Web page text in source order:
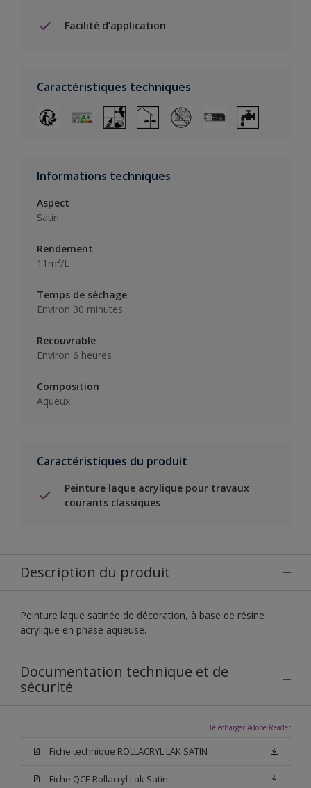
Facilité d’application
Caractéristiques techniques
Informations techniques
Aspect
Satin
Rendement
11m²/L
Temps de séchage
Environ 30 minutes
Recouvrable
Environ 6 heures
Composition
Aqueux
Caractéristiques du produit
Peinture laque acrylique pour travaux
courants classiques
Description du produit
Peinture laque satinée de décoration, à base de résine
acrylique en phase aqueuse.
Documentation technique et de
sécurité
Télécharger Adobe Reader
Fiche technique ROLLACRYL LAK SATIN
Fiche QCE Rollacryl Lak Satin